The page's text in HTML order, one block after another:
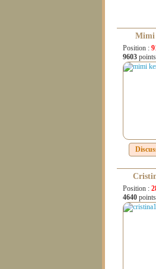
Mimi
Position :
9603 points
Position :
4640 points